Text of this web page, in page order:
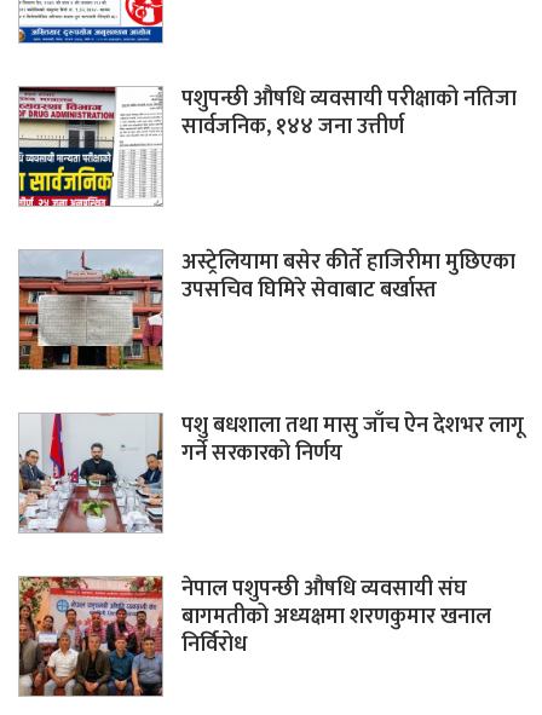
पशुपन्छी औषधि व्यवसायी परीक्षाको नतिजा
सार्वजनिक, १४४ जना उत्तीर्ण
अस्ट्रेलियामा बसेर कीर्ते हाजिरीमा मुछिएका
उपसचिव घिमिरे सेवाबाट बर्खास्त
पशु बधशाला तथा मासु जाँच ऐन देशभर लागू
गर्ने सरकारको निर्णय
नेपाल पशुपन्छी औषधि व्यवसायी संघ
बागमतीको अध्यक्षमा शरणकुमार खनाल
निर्विरोध